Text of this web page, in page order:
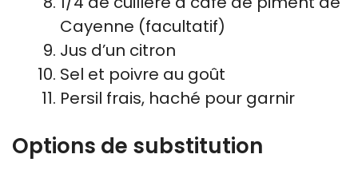
Cayenne (facultatif)
Jus d’un citron
Sel et poivre au goût
Persil frais, haché pour garnir
Options de substitution